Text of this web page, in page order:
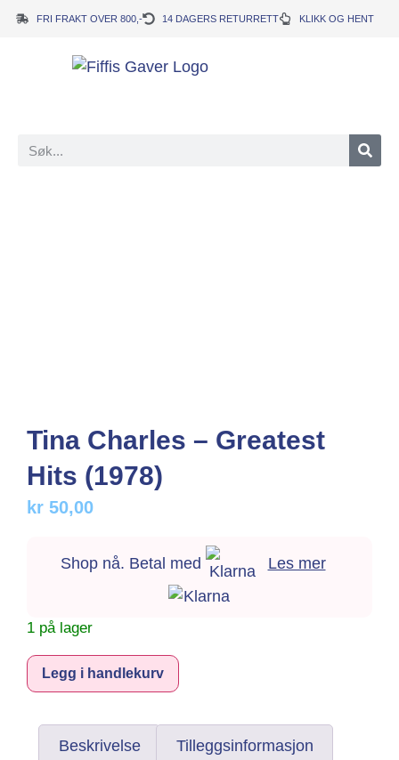
FRI FRAKT OVER 800,- 14 DAGERS RETURRETT KLIKK OG HENT
Tina Charles – Greatest
Hits (1978)
kr 50,00
Shop nå. Betal med Les mer
1 på lager
Legg i handlekurv
Beskrivelse Tilleggsinformasjon